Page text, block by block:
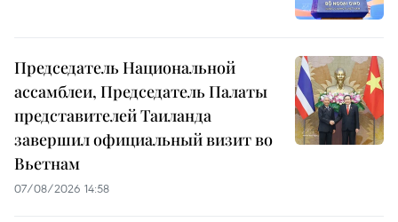
Председатель Национальной
ассамблеи, Председатель Палаты
представителей Таиланда
завершил официальный визит во
Вьетнам
07/08/2026 14:58